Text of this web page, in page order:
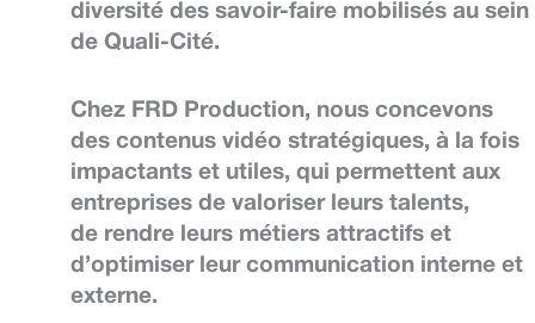
diversité des savoir-faire mobilisés au sein
de Quali-Cité.
Chez FRD Production, nous concevons
des contenus vidéo stratégiques, à la fois
impactants et utiles, qui permettent aux
entreprises de valoriser leurs talents,
de rendre leurs métiers attractifset
d’optimiser leur communication interne et
externe.